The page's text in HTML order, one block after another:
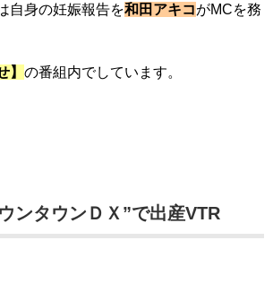
自身の妊娠報告を和田アキコがMCを務
】 の番組内でしています。
ンタウンＤＸ”で出産VTR